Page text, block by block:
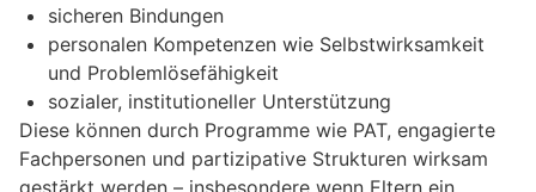
sicheren Bindungen
personalen Kompetenzen wie Selbstwirksamkeit
und Problemlösefähigkeit
sozialer, institutioneller Unterstützung
Diese können durch Programme wie PAT, engagierte
Fachpersonen und partizipative Strukturen wirksam
gestärkt werden – insbesondere wenn Eltern ein